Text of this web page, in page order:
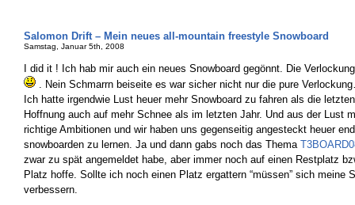
Salomon Drift – Mein neues all-mountain freestyle Snowboard
Samstag, Januar 5th, 2008
I did it ! Ich hab mir auch ein neues Snowboard gegönnt. Die
. Nein Schmarrn beiseite es war sicher nicht nur die pure
Ich hatte irgendwie Lust heuer mehr Snowboard zu fahren als die
Hoffnung auch auf mehr Schnee als im letzten Jahr. Und aus der Lust
richtige Ambitionen und wir haben uns gegenseitig angesteckt heuer
snowboarden zu lernen. Ja und dann gabs noch das Thema
zwar zu spät angemeldet habe, aber immer noch auf einen Restplatz
Platz hoffe. Sollte ich noch einen Platz ergattern “müssen” sich meine
verbessern.